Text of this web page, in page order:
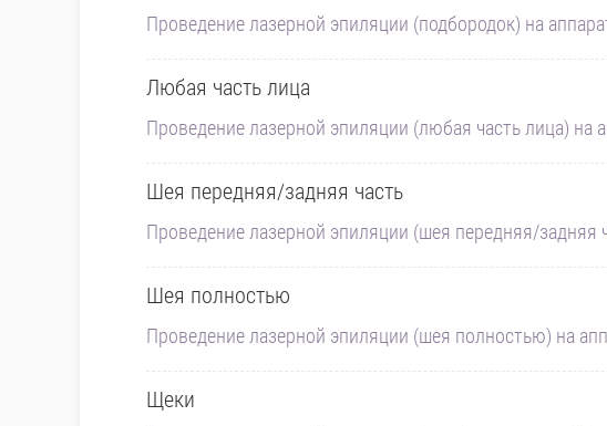
Проведение лазерной эпиляции (подбородок) на
Любая часть лица
Проведение лазерной эпиляции (любая часть лица) на
Шея передняя/задняя часть
Проведение лазерной эпиляции (шея передняя/задняя
Шея полностью
Проведение лазерной эпиляции (шея полностью) на
Щеки